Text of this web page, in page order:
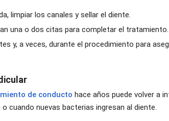
limpiar los canales y sellar el diente.
una o dos citas para completar el tratamiento.
y, a veces, durante el procedimiento para
de conducto hace años puede volver a
cuando nuevas bacterias ingresan al diente.